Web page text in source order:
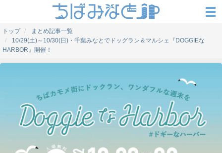
トップ
まとめ記事一覧
10/29(土)～10/30(日)・千葉みなとでドッグラン＆マルシェ『DOGGIEな
HARBOR』開催！